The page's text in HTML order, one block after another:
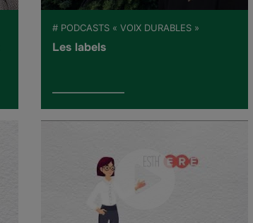
# PODCASTS « VOIX DURABLES »
Les labels